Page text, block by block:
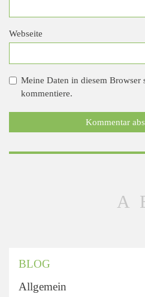
Webseite
Meine Daten in diesem Browser
kommentiere.
Kommentar
BLOG
Allgemein